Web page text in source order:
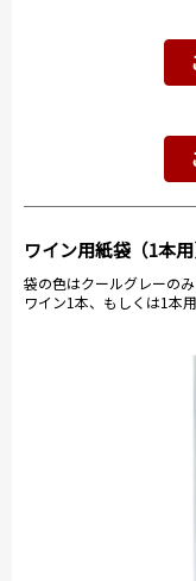
ワイン用紙袋（1本用
袋の色はクールグレーのみ
ワイン1本、もしくは1本